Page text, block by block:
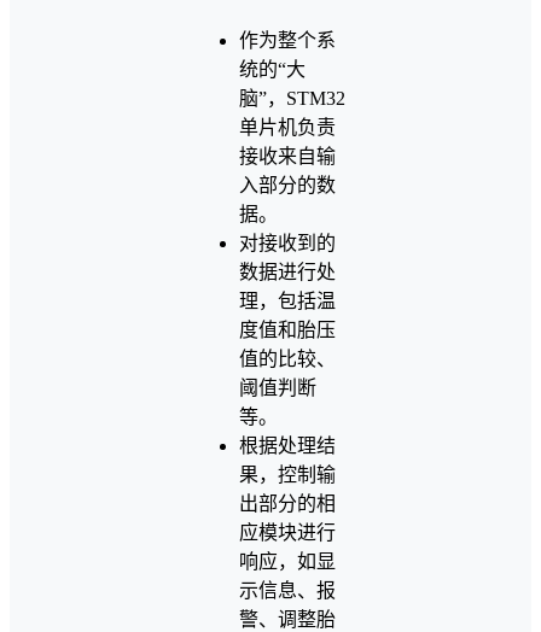
作为整个系
统的“大
脑”，STM32
单片机负责
接收来自输
入部分的数
据。
对接收到的
数据进行处
理，包括温
度值和胎压
值的比较、
阈值判断
等。
根据处理结
果，控制输
出部分的相
应模块进行
响应，如显
示信息、报
警、调整胎